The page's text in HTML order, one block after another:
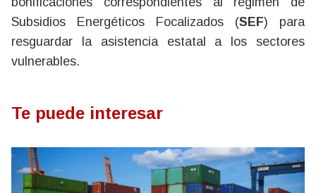
Subsidios Energéticos Focalizados (SEF) para
resguardar la asistencia estatal a los sectores
vulnerables.
Te puede interesar